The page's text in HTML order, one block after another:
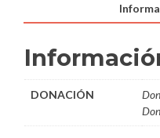
cantidad
DONACIÓN